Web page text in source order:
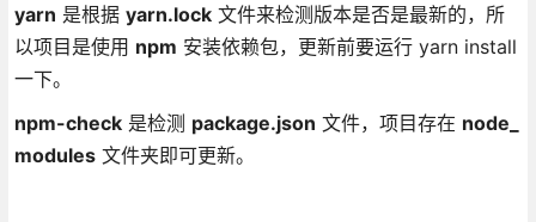
yarn 是根据 yarn.lock文件来检测版本是否是最新的，所
以项目是使用 npm 安装依赖包，更新前要运行 yarn install
一下。
npm-check是检测 package.json 文件，项目存在 node_
modules文件夹即可更新。